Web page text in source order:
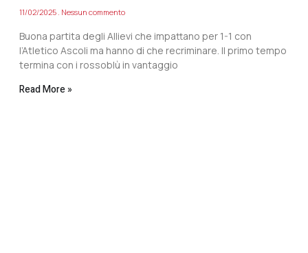
11/02/2025 Nessun commento
Buona partita degli Allievi che impattano per 1-1 con
l’Atletico Ascoli ma hanno di che recriminare. Il primo tempo
termina con i rossoblù in vantaggio
Read More »